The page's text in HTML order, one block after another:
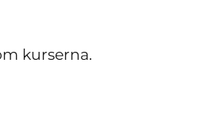
kurserna.